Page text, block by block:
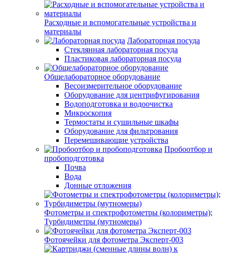
Расходные и вспомогательные устройства и
материалы
Лабораторная посуда
Стеклянная лабораторная посуда
Пластиковая лабораторная посуда
Общелабораторное оборудование
Весоизмерительное оборудование
Оборудование для центрифугирования
Водоподготовка и водоочистка
Микроскопия
Термостаты и сушильные шкафы
Оборудование для фильтрования
Перемешивающие устройства
Пробоотбор и
пробоподготовка
Почва
Вода
Донные отложения
Фотометры и спектрофотометры (колориметры);
Турбидиметры (мутномеры)
Фотоячейки для фотометра Эксперт-003